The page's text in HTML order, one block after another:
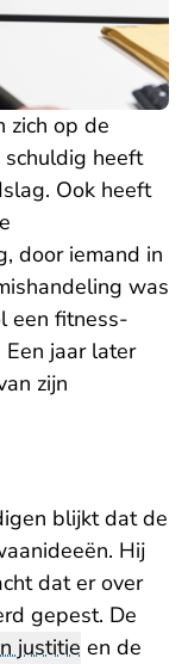
zich op de
heeft
Ook heeft
door iemand in
was
een fitness-
jaar later
zijn
blijkt dat de
Hij
dat er over
gepest. De
justitie en de